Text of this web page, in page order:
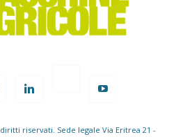
riservati. Sede legale Via Eritrea 21 -